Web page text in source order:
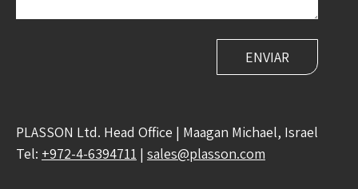
PLASSON Ltd. Head Office | Maagan Michael, Israel
Tel: +972-4-6394711 | sales@plasson.com